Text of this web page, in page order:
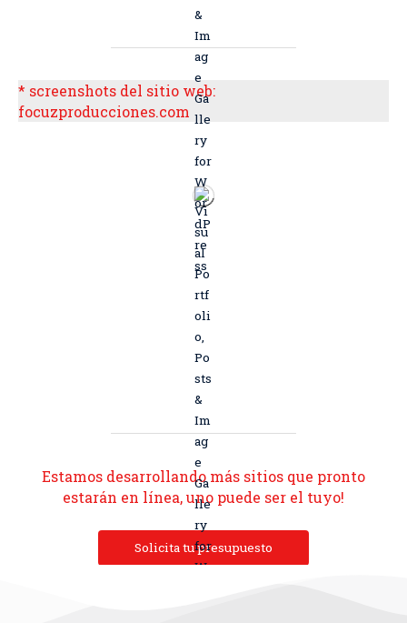
* screenshots del sitio web:
focuzproducciones.com
Estamos desarrollando más sitios que pronto
estarán en línea, uno puede ser el tuyo!
Solicita tu presupuesto